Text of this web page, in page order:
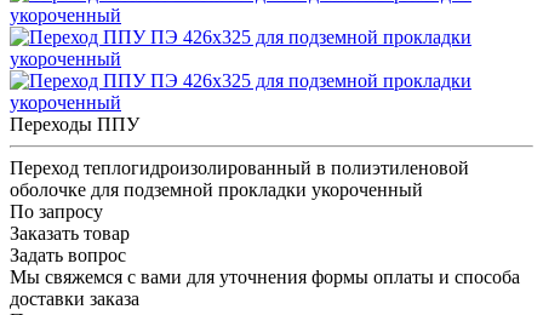
Переходы ППУ
Переход теплогидроизолированный в полиэтиленовой
оболочке для подземной прокладки укороченный
По запросу
Заказать товар
Задать вопрос
Мы свяжемся с вами для уточнения формы оплаты и способа
доставки заказа